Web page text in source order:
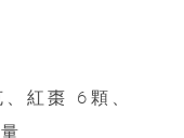
紅棗 6顆、